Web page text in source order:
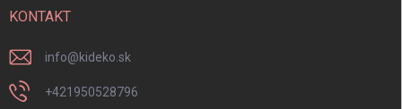
KONTAKT
info@kideko.sk
+421950528796